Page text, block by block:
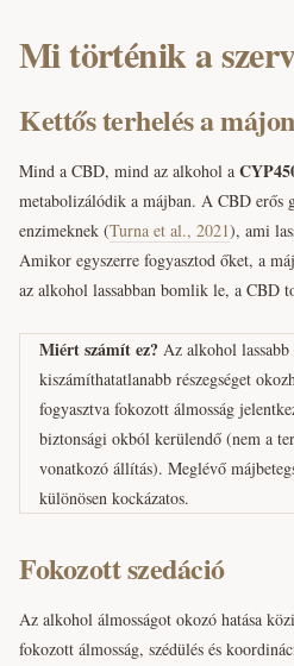
Mi történik a
Kettős terhelés a májon
Mind a CBD, mind az alkohol a
metabolizálódik a májban. A CBD erős
enzimeknek (Turna et al., 2021), ami
Amikor egyszerre fogyasztod őket, a
az alkohol lassabban bomlik le, a CBD
Miért számít ez? Az alkohol lassabb
kiszámíthatatlanabb részegséget
fogyasztva fokozott álmosság
biztonsági okból kerülendő (nem a
vonatkozó állítás). Meglévő
különösen kockázatos.
Fokozott szedáció
Az alkohol álmosságot okozó hatása
fokozott álmosság, szédülés és